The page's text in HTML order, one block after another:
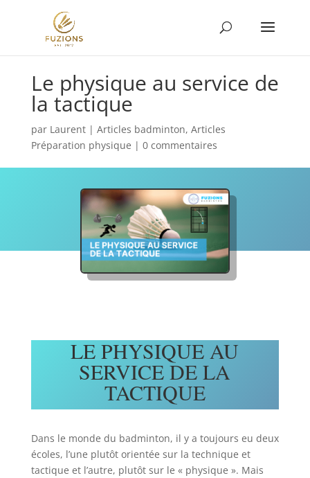
Le physique au service de
la tactique
par Laurent| Articles badminton, Articles
Préparation physique | 0 commentaires
LE PHYSIQUE AU
SERVICE DE LA
TACTIQUE
Dans le monde du badminton, il y a toujours eu deux
écoles, l’une plutôt orientée sur la technique et
tactique et l’autre, plutôt sur le « physique ». Mais